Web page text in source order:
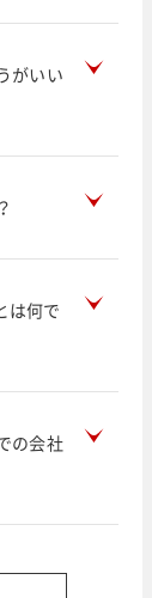
がいい
は何で
の会社